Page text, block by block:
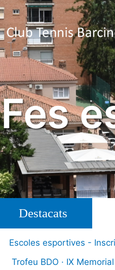
Destacats
Escoles esportives -
Trofeu BDO · IX
Fes